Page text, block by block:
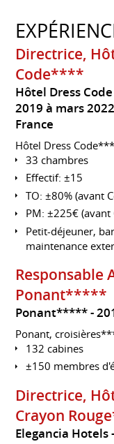
Directrice,
Code****
Hôtel Dress Code
2019 à mars
France
Hôtel Dress
33 chambres
Effectif: ±15
TO: ±80% (avant
PM: ±225€ (avant
Petit-déjeuner,
maintenance
Responsable
Ponant*****
Ponant*****
Ponant,
132 cabines
±150 membres
Directrice,
Crayon
Elegancia Hotels